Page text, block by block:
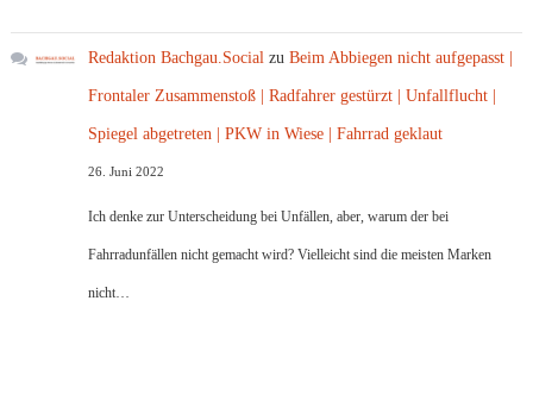
Redaktion Bachgau.Social zuBeim Abbiegen nicht aufgepasst |
Frontaler Zusammenstoß | Radfahrer gestürzt | Unfallflucht |
Spiegel abgetreten | PKW in Wiese | Fahrrad geklaut
26. Juni 2022
Ich denke zur Unterscheidung bei Unfällen, aber, warum der bei
Fahrradunfällen nicht gemacht wird? Vielleicht sind die meisten Marken
nicht…